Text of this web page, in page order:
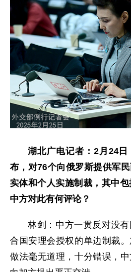
湖北广电记者：2月24
布，对76个向俄罗斯提供军
实体和个人实施制裁，其中包
中方对此有何评论？
林剑：中方一贯反对没
合国安理会授权的单边制裁
做法毫无道理，十分错误，